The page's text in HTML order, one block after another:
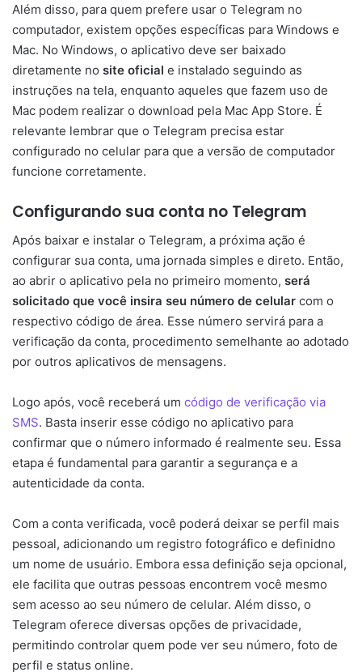
Além disso, para quem prefere usar o Telegram no
computador, existem opções específicas para Windows e
Mac. No Windows, o aplicativo deve ser baixado
diretamente no site oficial e instalado seguindo as
instruções na tela, enquanto aqueles que fazem uso de
Mac podem realizar o download pela Mac App Store. É
relevante lembrar que o Telegram precisa estar
configurado no celular para que a versão de computador
funcione corretamente.
Configurando sua conta no Telegram
Após baixar e instalar o Telegram, a próxima ação é
configurar sua conta, uma jornada simples e direto. Então,
ao abrir o aplicativo pela no primeiro momento, será
solicitado que você insira seu número de celular com o
respectivo código de área. Esse número servirá para a
verificação da conta, procedimento semelhante ao adotado
por outros aplicativos de mensagens.
Logo após, você receberá um código de verificação via
SMS. Basta inserir esse código no aplicativo para
confirmar que o número informado é realmente seu. Essa
etapa é fundamental para garantir a segurança e a
autenticidade da conta.
Com a conta verificada, você poderá deixar se perfil mais
pessoal, adicionando um registro fotográfico e definidno
um nome de usuário. Embora essa definição seja opcional,
ele facilita que outras pessoas encontrem você mesmo
sem acesso ao seu número de celular. Além disso, o
Telegram oferece diversas opções de privacidade,
permitindo controlar quem pode ver seu número, foto de
perfil e status online.